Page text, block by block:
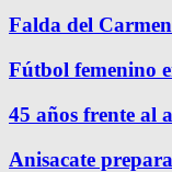
Falda del
Fútbol femenino
45 años frente al
Anisacate